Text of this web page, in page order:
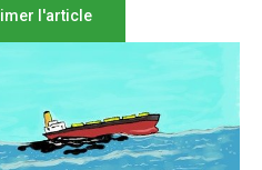
l'article